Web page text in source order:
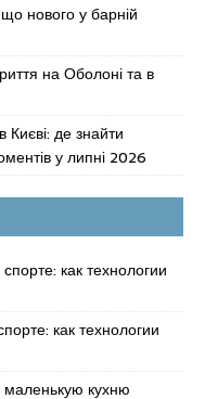
нового у барній
на Оболоні та в
де знайти
у липні 2026
как технологии
как технологии
маленькую кухню